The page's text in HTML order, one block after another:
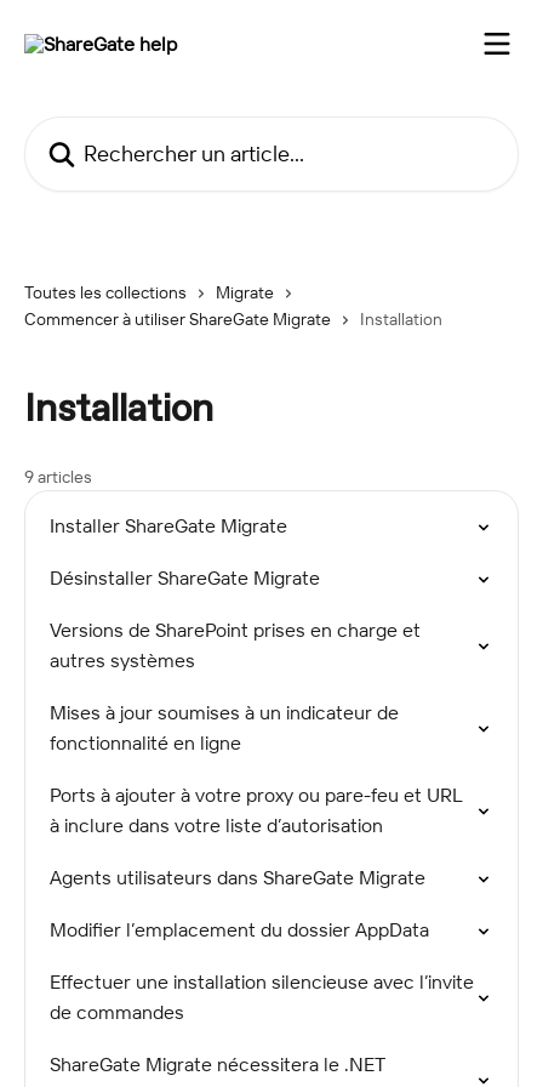
Toutes les collections
Migrate
Commencer à utiliser ShareGate Migrate
Installation
Installation
9 articles
Installer ShareGate Migrate
Désinstaller ShareGate Migrate
Versions de SharePoint prises en charge et
autres systèmes
Mises à jour soumises à un indicateur de
fonctionnalité en ligne
Ports à ajouter à votre proxy ou pare-feu et URL
à inclure dans votre liste d’autorisation
Agents utilisateurs dans ShareGate Migrate
Modifier l’emplacement du dossier AppData
Effectuer une installation silencieuse avec l’invite
de commandes
ShareGate Migrate nécessitera le .NET